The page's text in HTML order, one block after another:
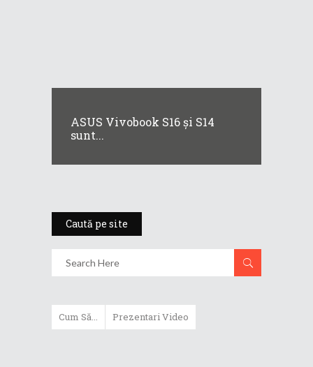
ASUS Vivobook S16 și S14
sunt...
Caută pe site
Cum Să... Prezentari Video